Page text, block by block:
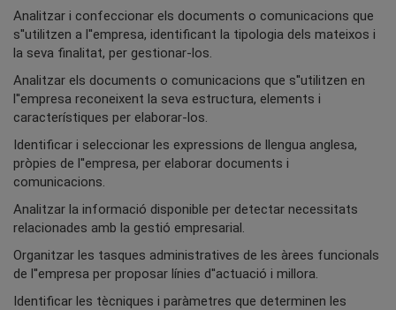
Analitzar i confeccionar els documents o comunicacions que
s''utilitzen a l''empresa, identificant la tipologia dels mateixos i
la seva finalitat, per gestionar-los.
Analitzar els documents o comunicacions que s''utilitzen en
l''empresa reconeixent la seva estructura, elements i
característiques per elaborar-los.
Identificar i seleccionar les expressions de llengua anglesa,
pròpies de l''empresa, per elaborar documents i
comunicacions.
Analitzar la informació disponible per detectar necessitats
relacionades amb la gestió empresarial.
Organitzar les tasques administratives de les àrees funcionals
de l''empresa per proposar línies d''actuació i millora.
Identificar les tècniques i paràmetres que determinen les